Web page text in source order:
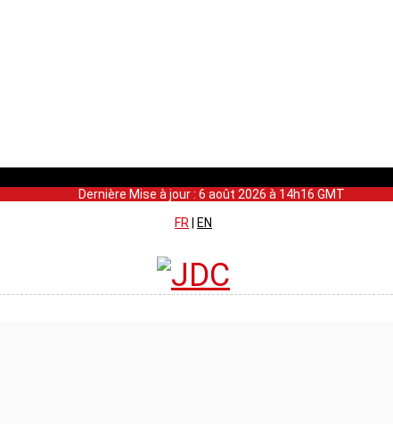
Dernière Mise à jour : 6 août 2026 à 14h16 GMT
FR
EN